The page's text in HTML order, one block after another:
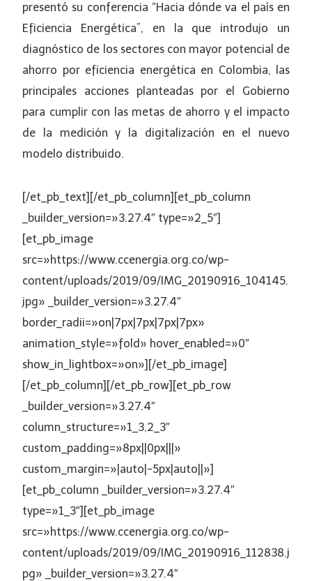
presentó su conferencia “Hacia dónde va el país en
Eficiencia Energética”, en la que introdujo un
diagnóstico de los sectores con mayor potencial de
ahorro por eficiencia energética en Colombia, las
principales acciones planteadas por el Gobierno
para cumplir con las metas de ahorro y el impacto
de la medición y la digitalización en el nuevo
modelo distribuido.
[/et_pb_text][/et_pb_column][et_pb_column
_builder_version=»3.27.4″ type=»2_5″]
[et_pb_image
src=»https://www.ccenergia.org.co/wp-
content/uploads/2019/09/IMG_20190916_104145.
jpg» _builder_version=»3.27.4″
border_radii=»on|7px|7px|7px|7px»
animation_style=»fold» hover_enabled=»0″
show_in_lightbox=»on»][/et_pb_image]
[/et_pb_column][/et_pb_row][et_pb_row
_builder_version=»3.27.4″
column_structure=»1_3,2_3″
custom_padding=»8px||0px|||»
custom_margin=»|auto|-5px|auto||»]
[et_pb_column _builder_version=»3.27.4″
type=»1_3″][et_pb_image
src=»https://www.ccenergia.org.co/wp-
content/uploads/2019/09/IMG_20190916_112838.j
pg» _builder_version=»3.27.4″